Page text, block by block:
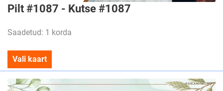
Pilt #1087 - Kutse #1087
Saadetud: 1 korda
Vali kaart